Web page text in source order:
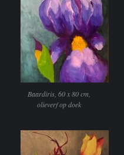
Baardiris, 60 x 80 cm,
olieverf op doek